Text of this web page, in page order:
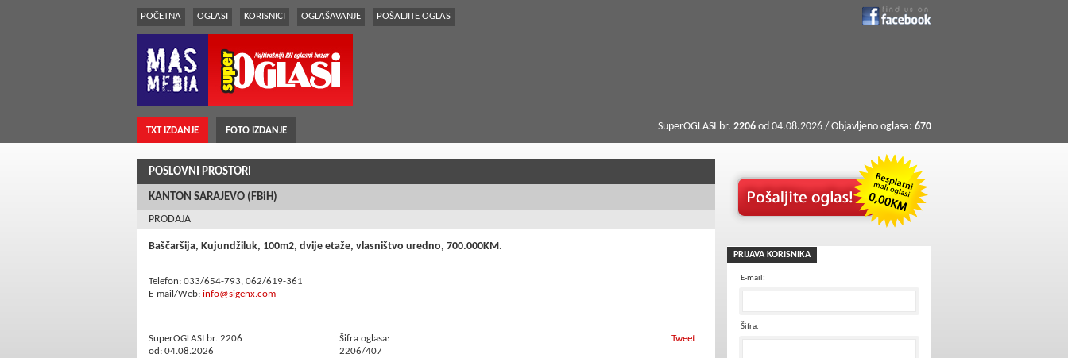
POČETNA OGLASI KORISNICI OGLAŠAVANJE POŠALJITE OGLAS
TXT IZDANJE FOTO IZDANJE SuperOGLASI br. 2206 od 04.08.2026 / Objavljeno oglasa: 670
POSLOVNI PROSTORI
KANTON SARAJEVO (FBiH)
PRODAJA
Baščaršija, Kujundžiluk, 100m2, dvije etaže, vlasništvo uredno, 700.000KM.
Telefon: 033/654-793, 062/619-361
E-mail/Web: info@sigenx.com
SuperOGLASI br. 2206
od: 04.08.2026
Šifra oglasa:
2206/407
Tweet
PRIJAVA KORISNIKA
E-mail:
Šifra: